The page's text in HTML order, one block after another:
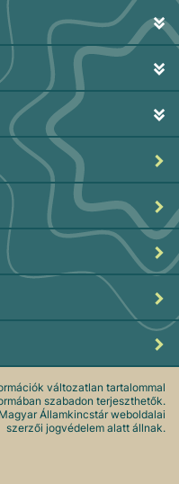
változatlan tartalommal
szabadon terjeszthetők.
Államkincstár weboldalai
szerzői jogvédelem alatt állnak.